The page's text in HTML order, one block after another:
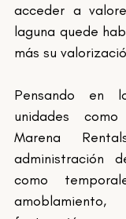
acceder a
laguna quede
más su
Pensando en
unidades
Marena
administración
como